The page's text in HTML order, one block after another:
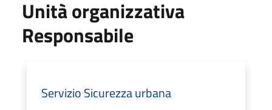
Unità organizzativa
Responsabile
Servizio Sicurezza urbana